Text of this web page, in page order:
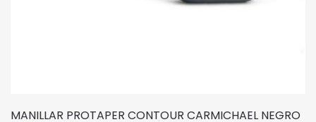
MANILLAR PROTAPER CONTOUR CARMICHAEL NEGRO